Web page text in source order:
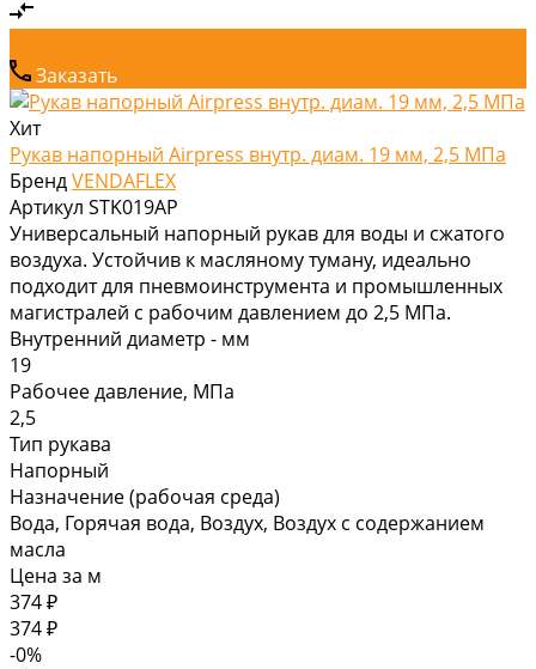
Заказать
Хит
Рукав напорный Airpress внутр. диам. 19 мм, 2,5 МПа
БрендVENDAFLEX
Артикул STK019AP
Универсальный напорный рукав для воды и сжатого
воздуха. Устойчив к масляному туману, идеально
подходит для пневмоинструмента и промышленных
магистралей с рабочим давлением до 2,5 МПа.
Внутренний диаметр - мм
19
Рабочее давление, МПа
2,5
Тип рукава
Напорный
Назначение (рабочая среда)
Вода, Горячая вода, Воздух, Воздух с содержанием
масла
Цена за м
374 ₽
374 ₽
-0%